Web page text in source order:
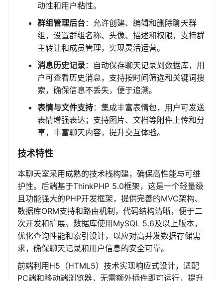
动性和用户粘性。
群组管理后台：允许创建、编辑和删除聊天群
组，设置群组名称、头像、描述和权限，支持群
主转让和成员管理，实现灵活运营。
消息历史记录：自动保存聊天记录到数据库，用
户可查看历史消息，支持按时间筛选和关键词搜
索，确保信息不丢失，便于追溯。
表情与文件支持：集成丰富表情包，用户可发送
表情增强表达；支持图片、文档等附件上传和分
享，丰富聊天内容，提升交互体验。
技术特性
本聊天室采用成熟的技术栈构建，确保高性能与可维
护性。后端基于ThinkPHP 5.0框架，这是一个轻量级
且功能强大的PHP开发框架，提供完善的MVC架构、
数据库ORM支持和路由机制，代码结构清晰，便于二
次开发和扩展。数据库使用MySQL 5.6及以上版本，
优化查询性能和索引设计，以应对高并发数据存储需
求，确保聊天记录和用户信息的安全可靠。
前端利用H5（HTML5）技术实现响应式设计，适配
PC端和移动端浏览器，无需额外插件即可运行，提升